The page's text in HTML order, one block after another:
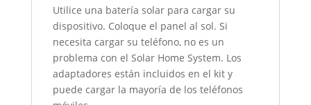
Utilice una batería solar para cargar su
dispositivo. Coloque el panel al sol. Si
necesita cargar su teléfono, no es un
problema con el Solar Home System. Los
adaptadores están incluidos en el kit y
puede cargar la mayoría de los teléfonos